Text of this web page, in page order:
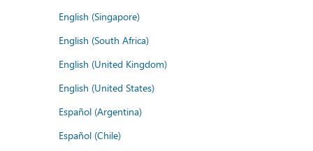
English (Singapore)
English (South Africa)
English (United Kingdom)
English (United States)
Español (Argentina)
Español (Chile)